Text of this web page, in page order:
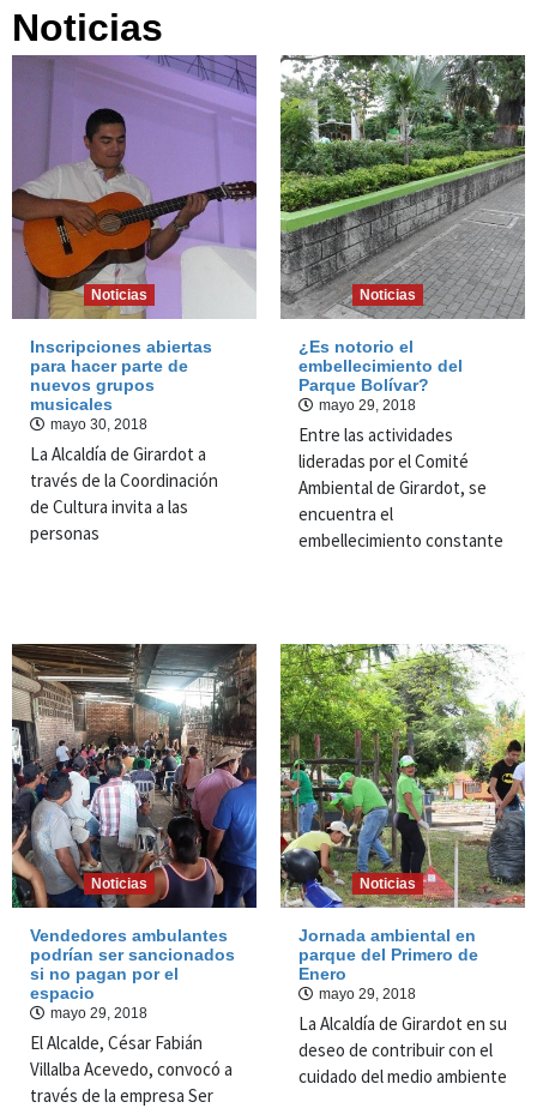
Noticias
Noticias
Inscripciones abiertas
para hacer parte de
nuevos grupos
musicales
mayo 30, 2018
La Alcaldía de Girardot a
través de la Coordinación
de Cultura invita a las
personas
Noticias
¿Es notorio el
embellecimiento del
Parque Bolívar?
mayo 29, 2018
Entre las actividades
lideradas por el Comité
Ambiental de Girardot, se
encuentra el
embellecimiento constante
Noticias
Vendedores ambulantes
podrían ser sancionados
si no pagan por el
espacio
mayo 29, 2018
El Alcalde, César Fabián
Villalba Acevedo, convocó a
través de la empresa Ser
Noticias
Jornada ambiental en
parque del Primero de
Enero
mayo 29, 2018
La Alcaldía de Girardot en su
deseo de contribuir con el
cuidado del medio ambiente